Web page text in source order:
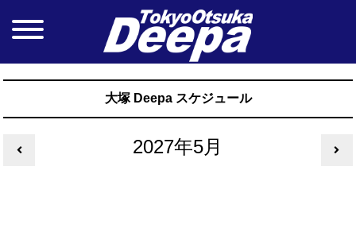
大塚 Deepa スケジュール
2027年5月